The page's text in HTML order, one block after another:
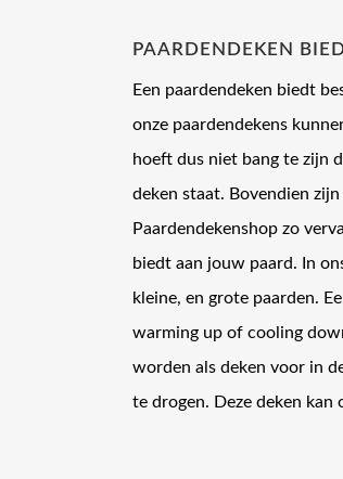
kan
gekozen
op
de
productpagina
PAARDENDEKEN
Een paardendeken biedt
onze paardendekens
hoeft dus niet bang te zijn
deken staat. Bovendien
Paardendekenshop zo
biedt aan jouw paard. In
kleine, en grote paarden.
warming up of cooling
worden als deken voor in
te drogen. Deze deken